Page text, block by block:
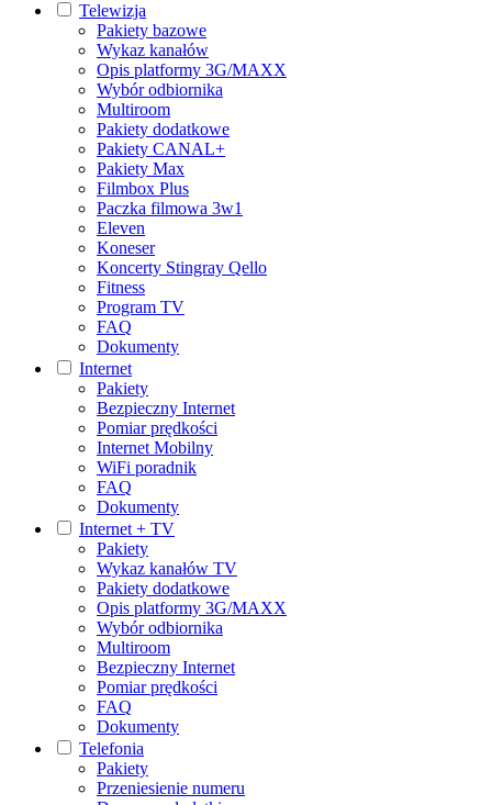
Telewizja
Pakiety bazowe
Wykaz kanałów
Opis platformy 3G/MAXX
Wybór odbiornika
Multiroom
Pakiety dodatkowe
Pakiety CANAL+
Pakiety Max
Filmbox Plus
Paczka filmowa 3w1
Eleven
Koneser
Koncerty Stingray Qello
Fitness
Program TV
FAQ
Dokumenty
Internet
Pakiety
Bezpieczny Internet
Pomiar prędkości
Internet Mobilny
WiFi poradnik
FAQ
Dokumenty
Internet + TV
Pakiety
Wykaz kanałów TV
Pakiety dodatkowe
Opis platformy 3G/MAXX
Wybór odbiornika
Multiroom
Bezpieczny Internet
Pomiar prędkości
FAQ
Dokumenty
Telefonia
Pakiety
Przeniesienie numeru